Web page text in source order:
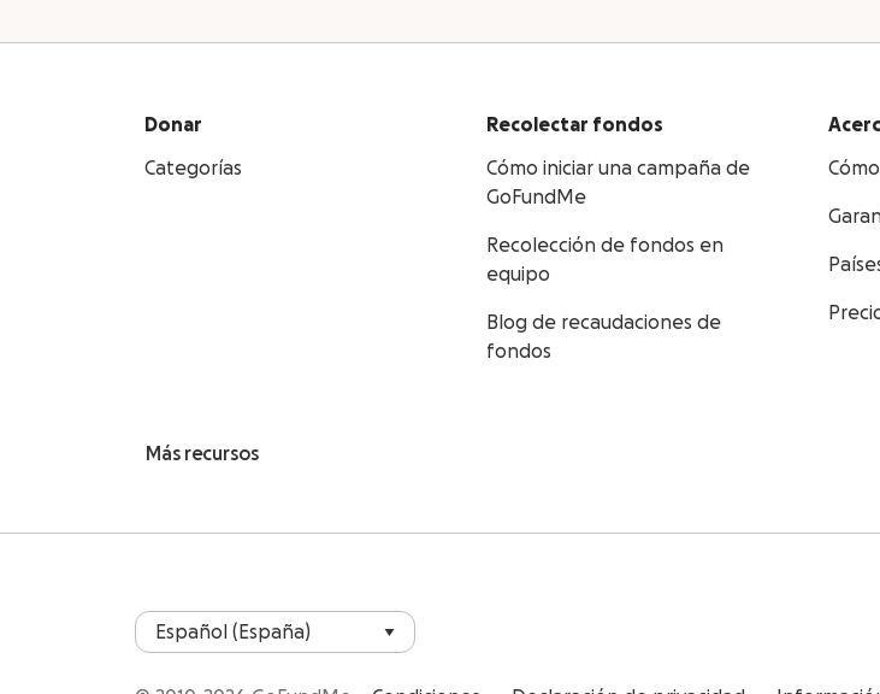
Donar
Categorías
Recolectar fondos
Cómo iniciar una campaña de
GoFundMe
Recolección de fondos en
equipo
Blog de recaudaciones de
fondos
Más recursos